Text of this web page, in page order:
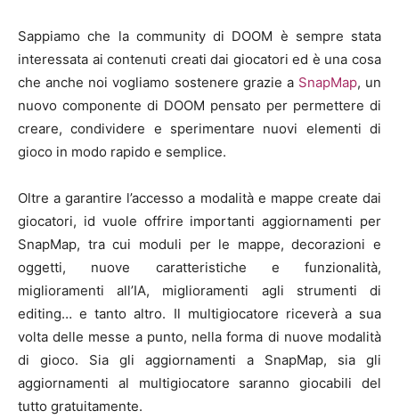
Sappiamo che la community di DOOM è sempre stata
interessata ai contenuti creati dai giocatori ed è una cosa
che anche noi vogliamo sostenere grazie a SnapMap, un
nuovo componente di DOOM pensato per permettere di
creare, condividere e sperimentare nuovi elementi di
gioco in modo rapido e semplice.
Oltre a garantire l’accesso a modalità e mappe create dai
giocatori, id vuole offrire importanti aggiornamenti per
SnapMap, tra cui moduli per le mappe, decorazioni e
oggetti, nuove caratteristiche e funzionalità,
miglioramenti all’IA, miglioramenti agli strumenti di
editing… e tanto altro. Il multigiocatore riceverà a sua
volta delle messe a punto, nella forma di nuove modalità
di gioco. Sia gli aggiornamenti a SnapMap, sia gli
aggiornamenti al multigiocatore saranno giocabili del
tutto gratuitamente.